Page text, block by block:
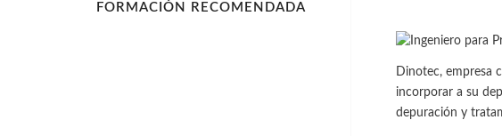
Dinotec, empresa
incorporar a su
depuración y
FORMACIÓN RECOMENDADA